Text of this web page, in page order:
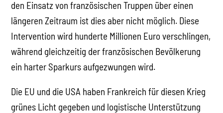
den Einsatz von französischen Truppen über einen
längeren Zeitraum ist dies aber nicht möglich. Diese
Intervention wird hunderte Millionen Euro verschlingen,
während gleichzeitig der französischen Bevölkerung
ein harter Sparkurs aufgezwungen wird.
Die EU und die USA haben Frankreich für diesen Krieg
grünes Licht gegeben und logistische Unterstützung